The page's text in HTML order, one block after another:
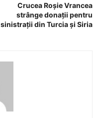
Crucea Roșie Vrancea
strânge donații pentru
sinistrații din Turcia și Siria